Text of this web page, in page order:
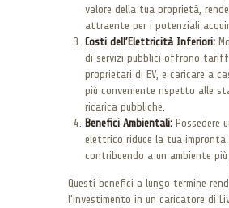
valore della tua proprietà,
attraente per i potenziali
Costi dell’Elettricità Inferiori:
di servizi pubblici offrono
proprietari di EV, e caricare a
più conveniente rispetto alle
ricarica pubbliche.
Benefici Ambientali: Possedere
elettrico riduce la tua impronta
contribuendo a un ambiente più
Questi benefici a lungo termine
l’investimento in un caricatore di